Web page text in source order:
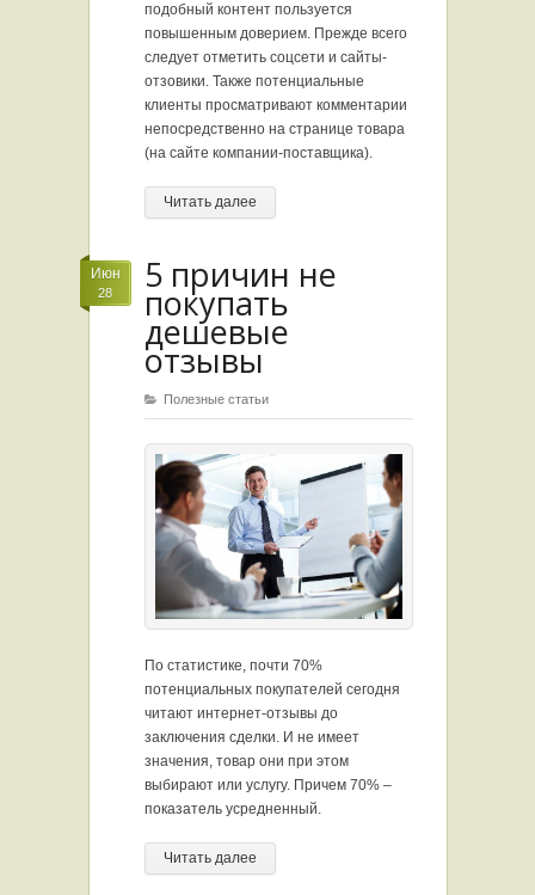
подобный контент пользуется
повышенным доверием. Прежде всего
следует отметить соцсети и сайты-
отзовики. Также потенциальные
клиенты просматривают комментарии
непосредственно на странице товара
(на сайте компании-поставщика).
Читать далее
Июн
28 5 причин не
покупать
дешевые
отзывы
Полезные статьи
По статистике, почти 70%
потенциальных покупателей сегодня
читают интернет-отзывы до
заключения сделки. И не имеет
значения, товар они при этом
выбирают или услугу. Причем 70% –
показатель усредненный.
Читать далее